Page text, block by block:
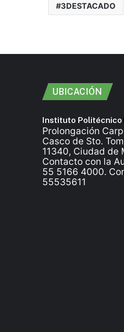
3DESTACADO
UBICACIÓN
Instituto Politécnico
Prolongación
Casco de Sto.
11340, Ciudad de
Contacto con la
55 5166 4000.
55535611